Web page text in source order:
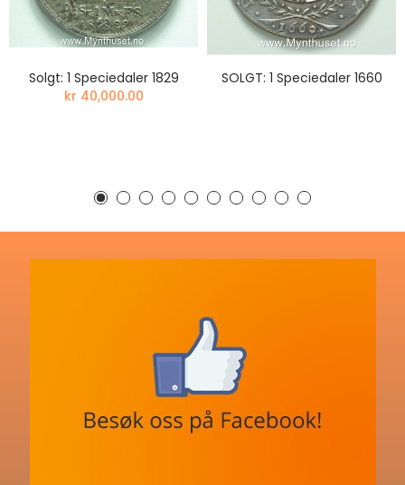
Solgt: 1 Speciedaler 1829
kr 40,000.00
SOLGT: 1 Speciedaler 1660